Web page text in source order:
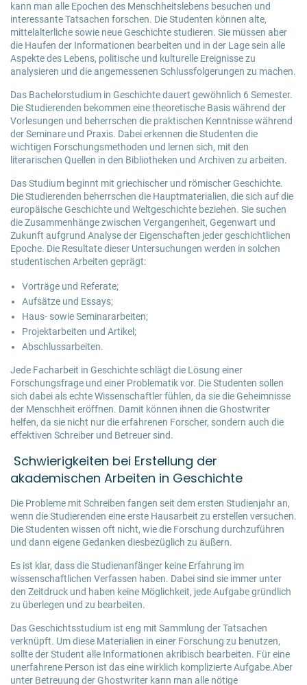
kann man alle Epochen des Menschheitslebens besuchen und
interessante Tatsachen forschen. Die Studenten können alte,
mittelalterliche sowie neue Geschichte studieren. Sie müssen aber
die Haufen der Informationen bearbeiten und in der Lage sein alle
Aspekte des Lebens, politische und kulturelle Ereignisse zu
analysieren und die angemessenen Schlussfolgerungen zu machen.
Das Bachelorstudium in Geschichte dauert gewöhnlich 6 Semester.
Die Studierenden bekommen eine theoretische Basis während der
Vorlesungen und beherrschen die praktischen Kenntnisse während
der Seminare und Praxis. Dabei erkennen die Studenten die
wichtigen Forschungsmethoden und lernen sich, mit den
literarischen Quellen in den Bibliotheken und Archiven zu arbeiten.
Das Studium beginnt mit griechischer und römischer Geschichte.
Die Studierenden beherrschen die Hauptmaterialien, die sich auf die
europäische Geschichte und Weltgeschichte beziehen. Sie suchen
die Zusammenhänge zwischen Vergangenheit, Gegenwart und
Zukunft aufgrund Analyse der Eigenschaften jeder geschichtlichen
Epoche. Die Resultate dieser Untersuchungen werden in solchen
studentischen Arbeiten geprägt:
Vorträge und Referate;
Aufsätze und Essays;
Haus- sowie Seminararbeiten;
Projektarbeiten und Artikel;
Abschlussarbeiten.
Jede Facharbeit in Geschichte schlägt die Lösung einer
Forschungsfrage und einer Problematik vor. Die Studenten sollen
sich dabei als echte Wissenschaftler fühlen, da sie die Geheimnisse
der Menschheit eröffnen. Damit können ihnen die Ghostwriter
helfen, da sie nicht nur die erfahrenen Forscher, sondern auch die
effektiven Schreiber und Betreuer sind.
Schwierigkeiten bei Erstellung der
akademischen Arbeiten in Geschichte
Die Probleme mit Schreiben fangen seit dem ersten Studienjahr an,
wenn die Studierenden eine erste Hausarbeit zu erstellen versuchen.
Die Studenten wissen oft nicht, wie die Forschung durchzuführen
und dann eigene Gedanken diesbezüglich zu äußern.
Es ist klar, dass die Studienanfänger keine Erfahrung im
wissenschaftlichen Verfassen haben. Dabei sind sie immer unter
den Zeitdruck und haben keine Möglichkeit, jede Aufgabe gründlich
zu überlegen und zu bearbeiten.
DasGeschichtsstudium ist eng mit Sammlung der Tatsachen
verknüpft. Um diese Materialien in einer Forschung zu benutzen,
sollte der Student alle Informationen akribisch bearbeiten. Für eine
unerfahrene Person ist das eine wirklich komplizierte Aufgabe.Aber
unter Betreuung der Ghostwriter kann man alle nötige